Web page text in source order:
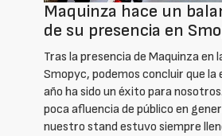
Maquinza hace un
de su presencia en
Tras la presencia de Maquinza en
Smopyc, podemos concluir que la
año ha sido un éxito para
poca afluencia de público en
nuestro stand estuvo siempre